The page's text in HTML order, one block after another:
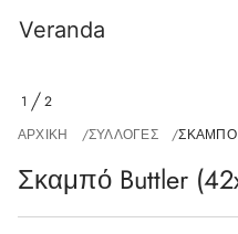
Veranda
1
2
ΑΡΧΙΚΉ
ΣΥΛΛΟΓΈΣ ΣΚΑΜΠΌ
Σκαμπό Buttler